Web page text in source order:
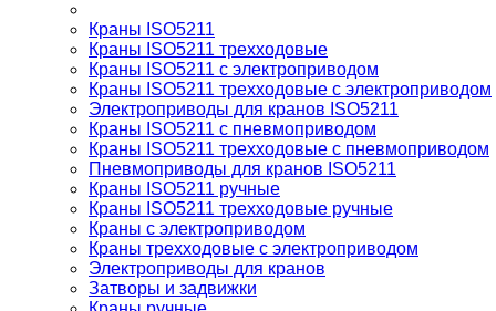
Краны ISO5211
Краны ISO5211 трехходовые
Краны ISO5211 с электроприводом
Краны ISO5211 трехходовые с электроприводом
Электроприводы для кранов ISO5211
Краны ISO5211 с пневмоприводом
Краны ISO5211 трехходовые с пневмоприводом
Пневмоприводы для кранов ISO5211
Краны ISO5211 ручные
Краны ISO5211 трехходовые ручные
Краны с электроприводом
Краны трехходовые с электроприводом
Электроприводы для кранов
Затворы и задвижки